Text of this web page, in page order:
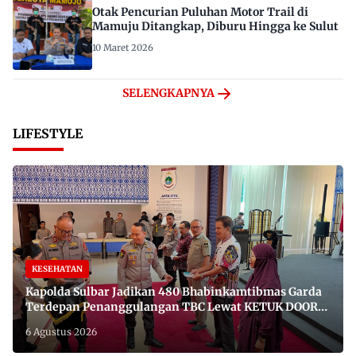
Otak Pencurian Puluhan Motor Trail di
Mamuju Ditangkap, Diburu Hingga ke Sulut
10 Maret 2026
SELENGKAPNYA
LIFESTYLE
KESEHATAN
Kapolda Sulbar Jadikan 480 Bhabinkamtibmas Garda
Terdepan Penanggulangan TBC Lewat KETUK DOORS
di 650 Desa
6 Agustus 2026